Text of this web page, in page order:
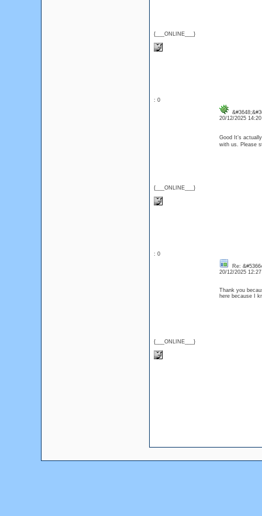
{___ONLINE___}
: 0
{___ONLINE___}
20/12/2025
Good It’s
with us. Please
: 0
{___ONLINE___}
Re:
20/12/2025
Thank you
here because I